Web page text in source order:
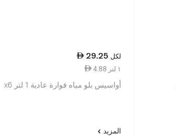
29.25 لكل
4.88 ١ لتر
أواسيس بلو مياه فوارة عادية 1 لتر x6
المزيد